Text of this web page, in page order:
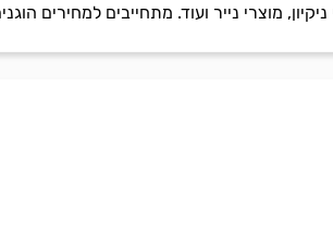
מוצרי נייר ועוד. מתחייבים למחירים